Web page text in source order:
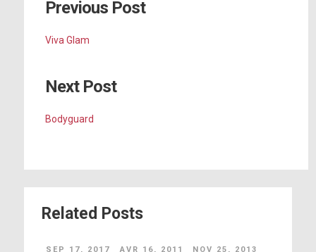
Previous Post
Viva Glam
Next Post
Bodyguard
Related Posts
SEP 17, 2017 AVR 16, 2011 NOV 25, 2013